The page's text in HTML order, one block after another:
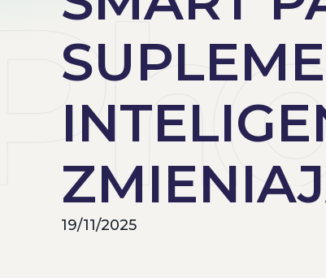
19/11/2025